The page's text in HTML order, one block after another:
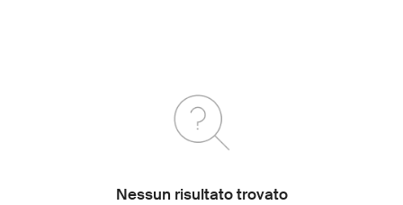
Nessun risultato trovato